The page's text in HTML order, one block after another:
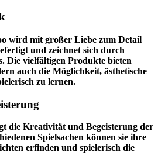
wird mit großer Liebe zum Detail
und zeichnet sich durch
Die vielfältigen Produkte bieten
auch die Möglichkeit, ästhetische
zu lernen.
die Kreativität und Begeisterung der
Spielsachen können sie ihre
erfinden und spielerisch die